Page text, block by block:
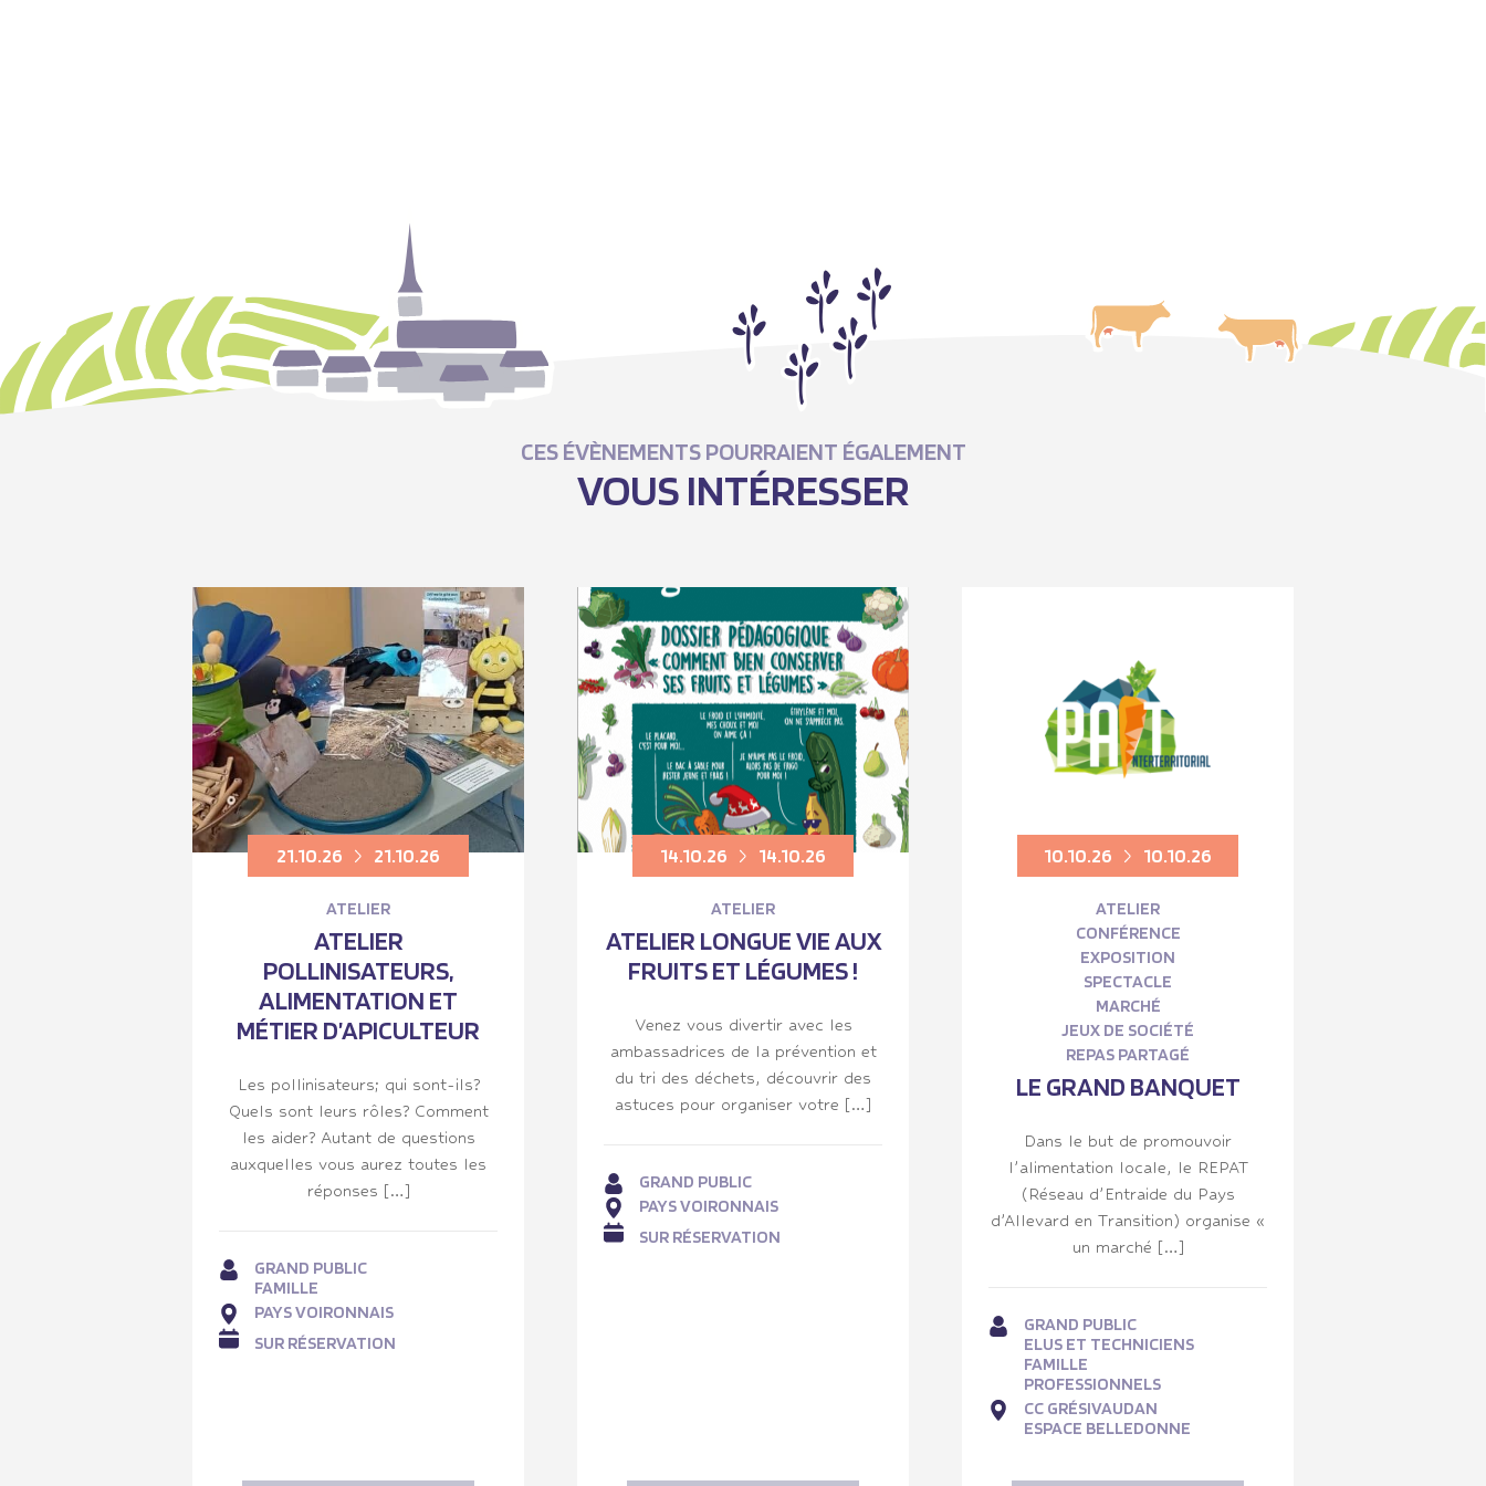
CES ÉVÈNEMENTS POURRAIENT ÉGALEMENT
VOUS INTÉRESSER
21.10.26 21.10.26
ATELIER
ATELIER
POLLINISATEURS,
ALIMENTATION ET
MÉTIER D’APICULTEUR
Les pollinisateurs; qui sont-ils?
Quels sont leurs rôles? Comment
les aider? Autant de questions
auxquelles vous aurez toutes les
réponses […]
GRAND PUBLIC
FAMILLE
PAYS VOIRONNAIS
SUR RÉSERVATION
14.10.26 14.10.26
ATELIER
ATELIER LONGUE VIE AUX
FRUITS ET LÉGUMES !
Venez vous divertir avec les
ambassadrices de la prévention et
du tri des déchets, découvrir des
astuces pour organiser votre […]
GRAND PUBLIC
PAYS VOIRONNAIS
SUR RÉSERVATION
10.10.26 10.10.26
ATELIER
CONFÉRENCE
EXPOSITION
SPECTACLE
MARCHÉ
JEUX DE SOCIÉTÉ
REPAS PARTAGÉ
LE GRAND BANQUET
Dans le but de promouvoir
l’alimentation locale, le REPAT
(Réseau d’Entraide du Pays
d’Allevard en Transition) organise «
un marché […]
GRAND PUBLIC
ELUS ET TECHNICIENS
FAMILLE
PROFESSIONNELS
CC GRÉSIVAUDAN
ESPACE BELLEDONNE